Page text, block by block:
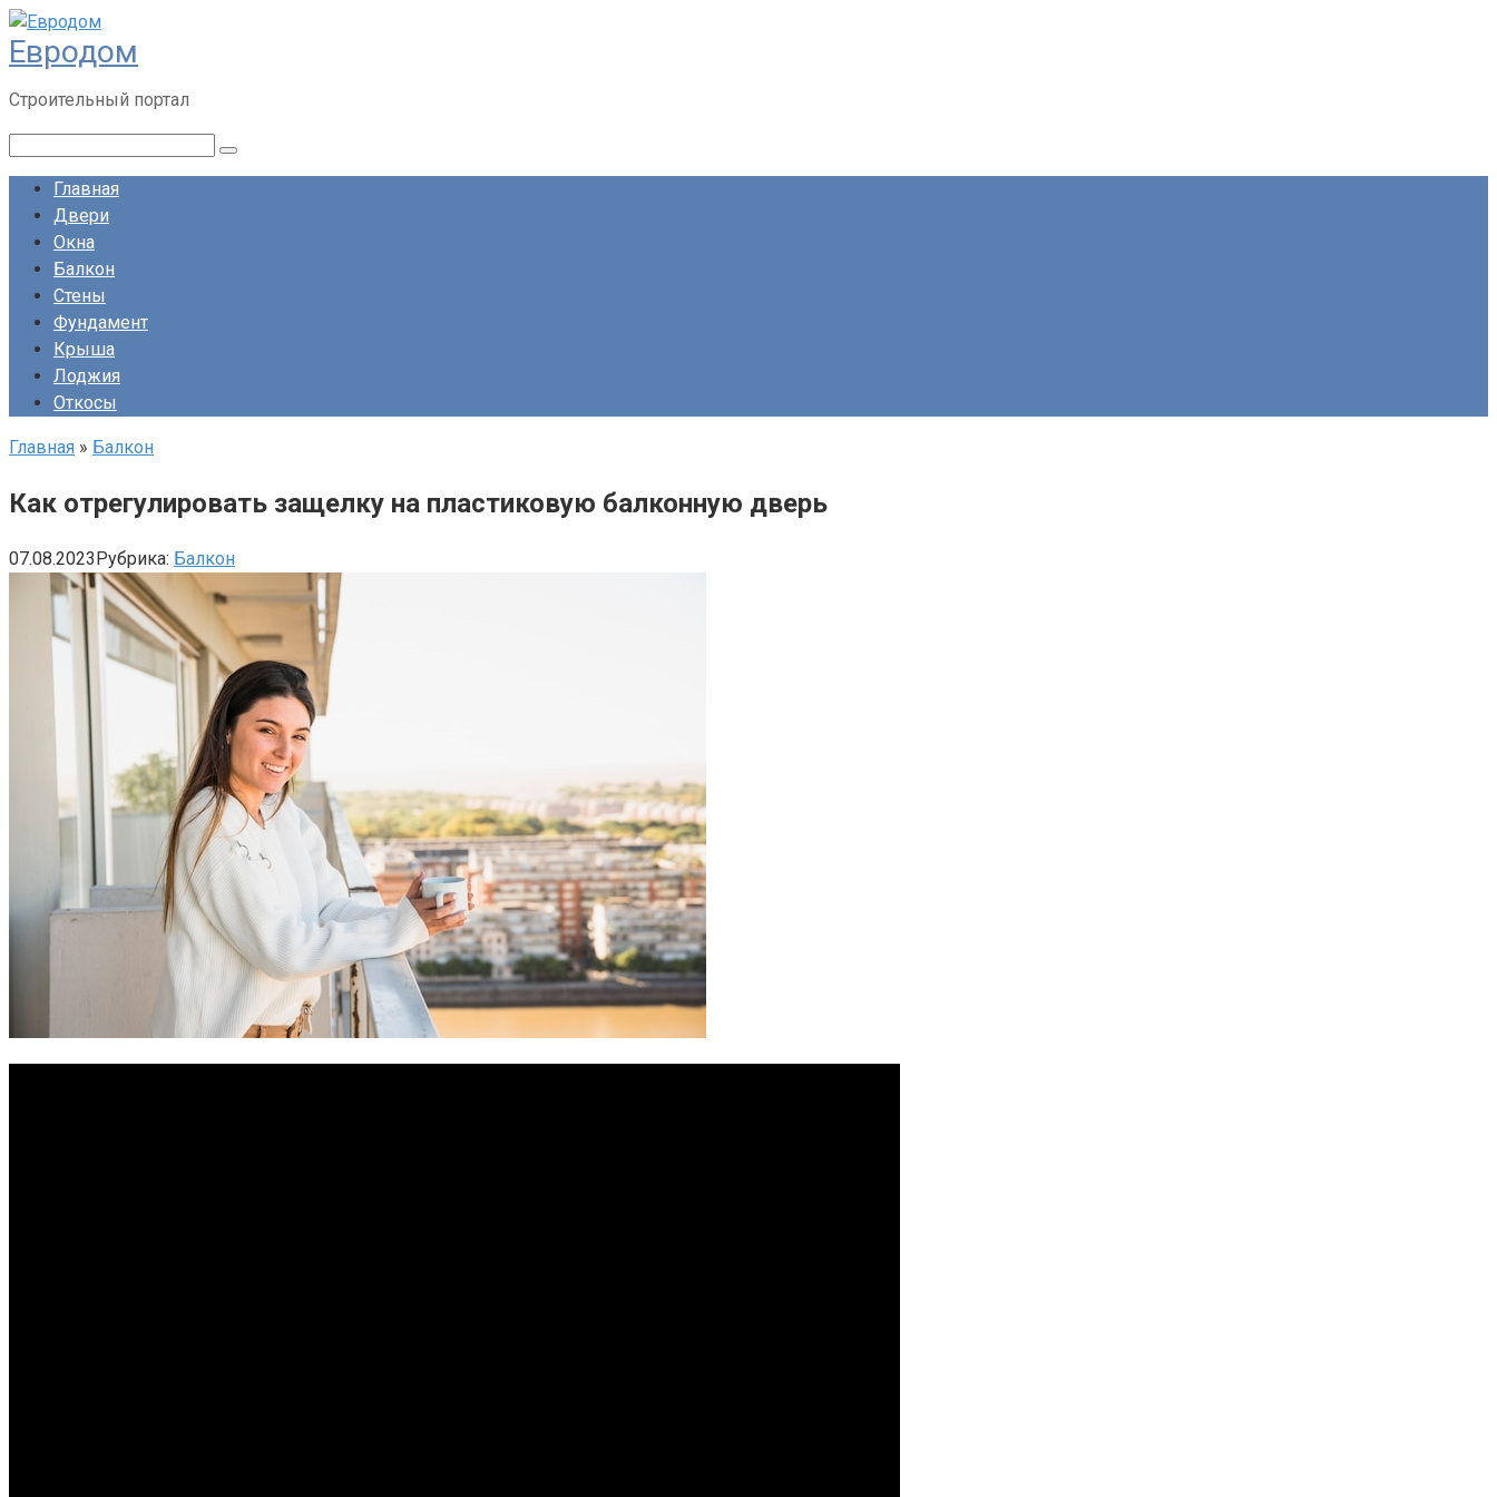
Перейти
к
контенту
Евродом
Строительный портал
Главная
Двери
Окна
Балкон
Стены
Фундамент
Крыша
Лоджия
Откосы
Главная » Балкон
Как отрегулировать защелку на пластиковую балконную дверь
07.08.2023Рубрика: Балкон